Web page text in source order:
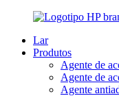
Lar
Produtos
Agente de
Agente de
Agente